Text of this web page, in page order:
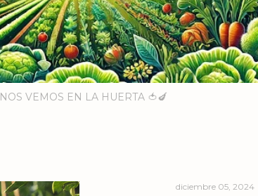
NOS VEMOS EN LA HUERTA 🍅🍆
diciembre 05, 2024